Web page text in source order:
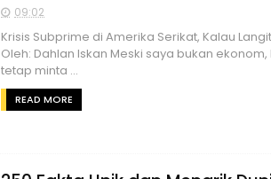
09:02
Krisis Subprime di Amerika Serikat, Kalau
Oleh: Dahlan Iskan Meski saya bukan
tetap minta ...
READ MORE